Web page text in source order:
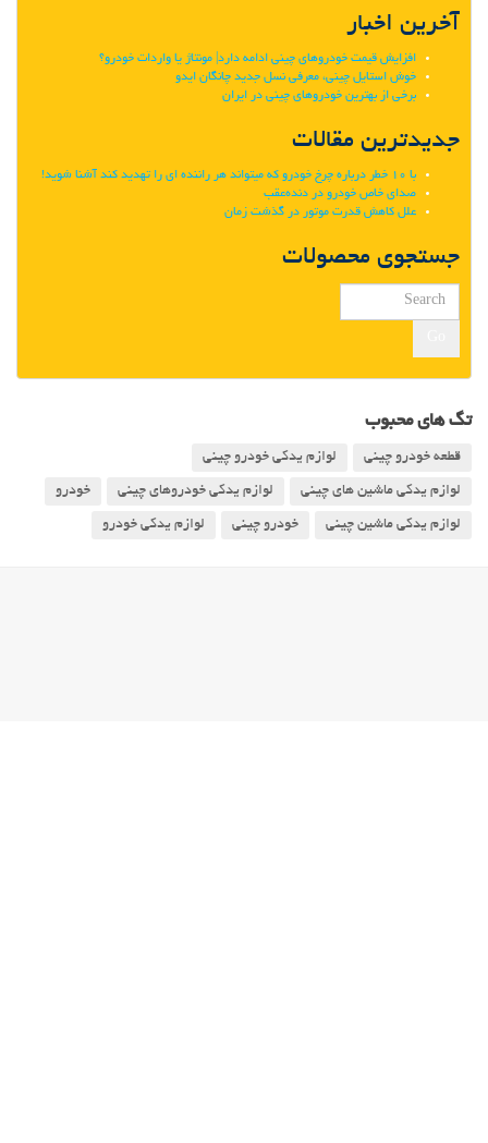
آخرین اخبار
افزایش قیمت خودروهای چینی ادامه دارد| مونتاژ یا واردات خودرو؟
خوش استایل چینی، معرفی نسل جدید چانگان ایدو
برخی از بهترین خودروهای چینی در ایران
جدیدترین مقالات
با 10 خطر درباره چرخ خودرو که میتواند هر راننده ای را تهدید کند آشنا شوید!
صدای خاص خودرو در دنده‌عقب
علل کاهش قدرت موتور در گذشت زمان
جستجوی محصولات
تگ های محبوب
قطعه خودرو چینی لوازم یدکی خودرو چینی
لوازم یدکی ماشین های چینی لوازم یدکی خودروهای چینی خودرو
لوازم یدکی ماشین چینی خودرو چینی لوازم یدکی خودرو